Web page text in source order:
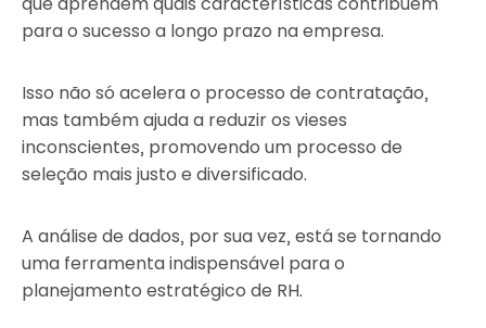
para o sucesso a longo prazo na empresa.
Isso não só acelera o processo de contratação,
mas também ajuda a reduzir os vieses
inconscientes, promovendo um processo de
seleção mais justo e diversificado.
A análise de dados, por sua vez, está se tornando
uma ferramenta indispensável para o
planejamento estratégico de RH.